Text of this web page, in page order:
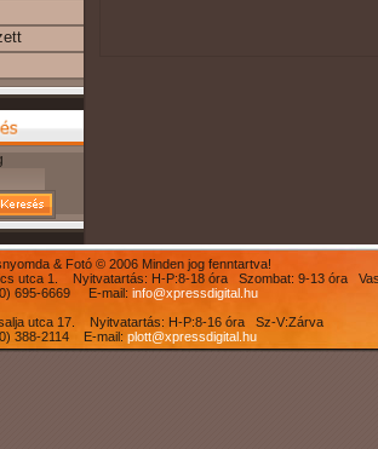
& Fotó © 2006 Minden jog fenntartva!
utca 1. Nyitvatartás: H-P:8-18 óra Szombat: 9-13 óra
695-6669 E-mail: info@xpressdigital.hu
utca 17. Nyitvatartás: H-P:8-16 óra Sz-V:Zárva
388-2114 E-mail: plott@xpressdigital.hu